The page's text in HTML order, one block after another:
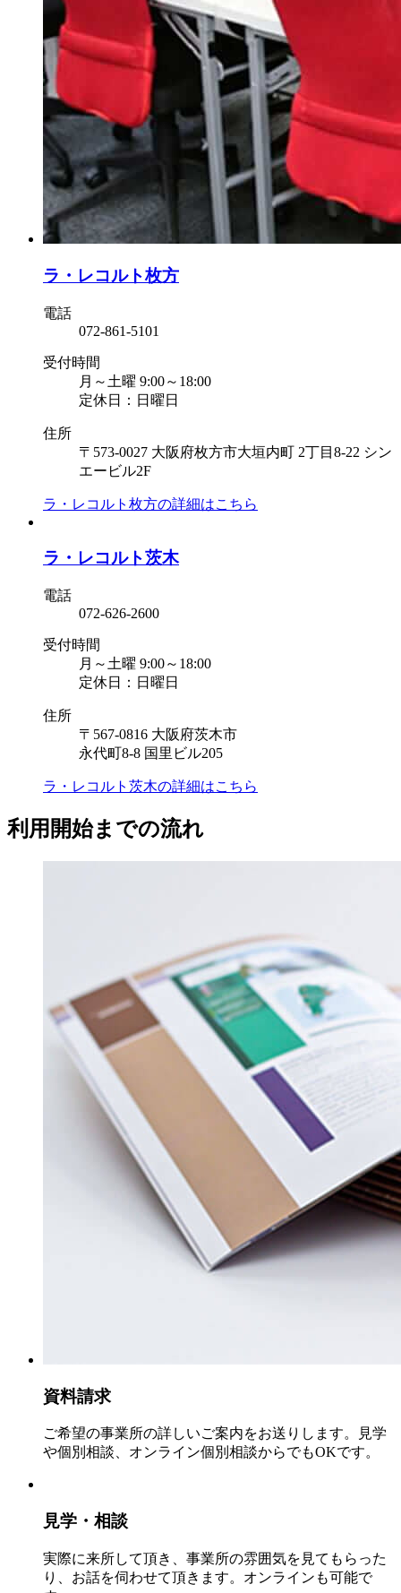
ラ・レコルト枚方
電話
072-861-5101
受付時間
月～土曜 9:00～18:00
定休日：日曜日
住所
〒573-0027 大阪府枚方市大垣内町 2丁目8-22 シン
エービル2F
ラ・レコルト枚方の詳細はこちら
ラ・レコルト茨木
電話
072-626-2600
受付時間
月～土曜 9:00～18:00
定休日：日曜日
住所
〒567-0816 大阪府茨木市
永代町8-8 国里ビル205
ラ・レコルト茨木の詳細はこちら
利用開始までの流れ
資料請求
ご希望の事業所の詳しいご案内をお送りします。見学
や個別相談、オンライン個別相談からでもOKです。
見学・相談
実際に来所して頂き、事業所の雰囲気を見てもらった
り、お話を伺わせて頂きます。オンラインも可能で